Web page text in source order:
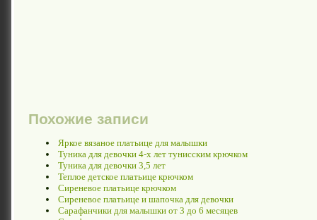
Похожие записи
Яркое вязаное платьице для малышки
Туника для девочки 4-х лет тунисским крючком
Туника для девочки 3,5 лет
Теплое детское платьице крючком
Сиреневое платьице крючком
Сиреневое платьице и шапочка для девочки
Сарафанчики для малышки от 3 до 6 месяцев